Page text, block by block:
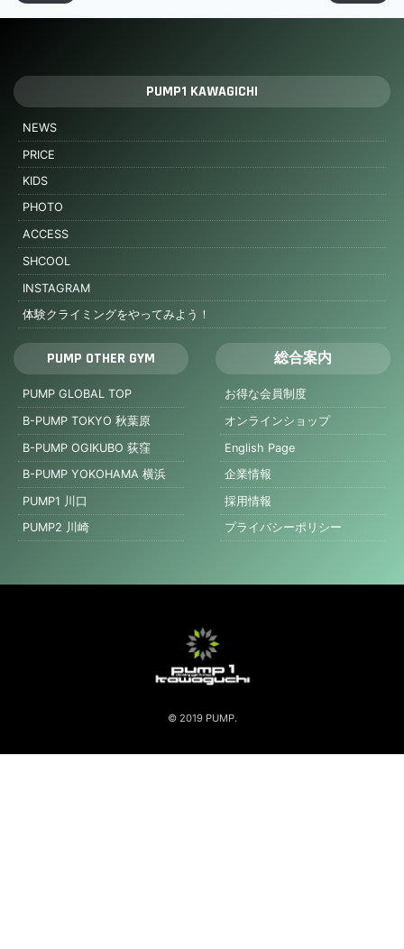
PUMP1 KAWAGICHI
NEWS
PRICE
KIDS
PHOTO
ACCESS
SHCOOL
INSTAGRAM
体験クライミングをやってみよう！
PUMP OTHER GYM
PUMP GLOBAL TOP
B-PUMP TOKYO 秋葉原
B-PUMP OGIKUBO 荻窪
B-PUMP YOKOHAMA 横浜
PUMP1 川口
PUMP2 川崎
総合案内
お得な会員制度
オンラインショップ
English Page
企業情報
採用情報
プライバシーポリシー
© 2019 PUMP.